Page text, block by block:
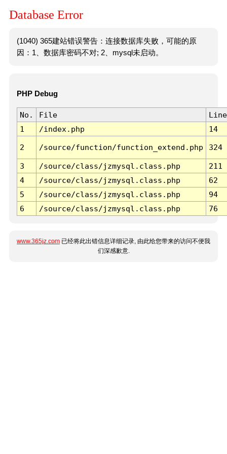
Database Error
(1040) 365建站错误警告：连接数据库失败，可能的原
因：1、数据库密码不对; 2、mysql未启动。
PHP Debug
No. File
Line
1
/index.php 14
2 /source/function/function_extend.php 324
3 /source/class/jzmysql.class.php
211
4
/source/class/jzmysql.class.php
62
5
/source/class/jzmysql.class.php
94
6
/source/class/jzmysql.class.php 76
www.365jz.com 已经将此出错信息详细记录, 由此给您带来的访问不便我
们深感歉意.